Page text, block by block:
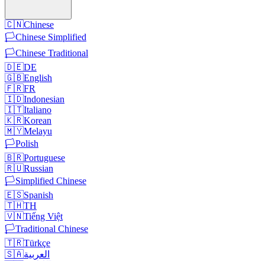
🇨🇳Chinese
🏳️Chinese Simplified
🏳️Chinese Traditional
🇩🇪DE
🇬🇧English
🇫🇷FR
🇮🇩Indonesian
🇮🇹Italiano
🇰🇷Korean
🇲🇾Melayu
🏳️Polish
🇧🇷Portuguese
🇷🇺Russian
🏳️Simplified Chinese
🇪🇸Spanish
🇹🇭TH
🇻🇳Tiếng Việt
🏳️Traditional Chinese
🇹🇷Türkçe
🇸🇦العربية